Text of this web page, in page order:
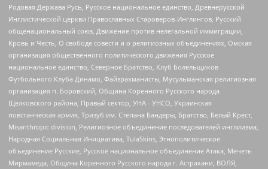
Родовая Держава Русь, Русское национальное единство, Древнерусской
Инглистической церкви Православных Староверов-Инглингов, Русский
общенациональный союз, Движение против нелегальной иммиграции,
Кровь и Честь, О свободе совести и о религиозных объединениях, Омская
организация общественного политического движения Русское
национальное единство, Северное Братство, Клуб Болельщиков
Футбольного Клуба Динамо, Файзрахманисты, Мусульманская религиозная
организация п. Боровский, Община Коренного Русского народа
Щелковского района, Правый сектор, УНА - УНСО, Украинская
повстанческая армия, Тризуб им. Степана Бандеры, Братство, Белый Крест,
Misanthropic division, Религиозное объединение последователей инглиизма,
Народная Социальная Инициатива, TulaSkins, Этнополитическое
объединение Русские, Русское национальное объединение Атака, Мечеть
Мирмамеда, Община Коренного Русского народа г. Астрахани, ВОЛЯ,